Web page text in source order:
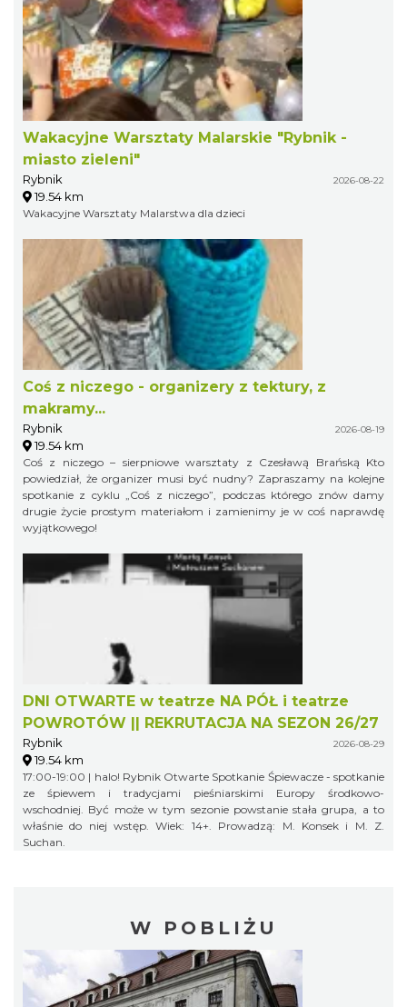
Wakacyjne Warsztaty Malarskie "Rybnik -
miasto zieleni"
Rybnik 2026-08-22
19.54 km
Wakacyjne Warsztaty Malarstwa dla dzieci
Coś z niczego - organizery z tektury, z
makramy...
Rybnik 2026-08-19
19.54 km
Coś z niczego – sierpniowe warsztaty z Czesławą Brańską Kto
powiedział, że organizer musi być nudny? Zapraszamy na kolejne
spotkanie z cyklu „Coś z niczego”, podczas którego znów damy
drugie życie prostym materiałom i zamienimy je w coś naprawdę
wyjątkowego!
DNI OTWARTE w teatrze NA PÓŁ i teatrze
POWROTÓW || REKRUTACJA NA SEZON 26/27
Rybnik 2026-08-29
19.54 km
17:00-19:00 | halo! Rybnik Otwarte Spotkanie Śpiewacze - spotkanie
ze śpiewem i tradycjami pieśniarskimi Europy środkowo-
wschodniej. Być może w tym sezonie powstanie stała grupa, a to
właśnie do niej wstęp. Wiek: 14+. Prowadzą: M. Konsek i M. Z.
Suchan.
W POBLIŻU